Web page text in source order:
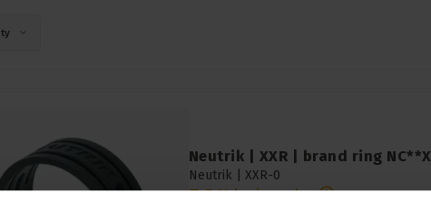
Neutrik | XXR | brand ring
Neutrik | XXR-0
7-14 business days
Neutrik XXR: Marking ring for NC**XX